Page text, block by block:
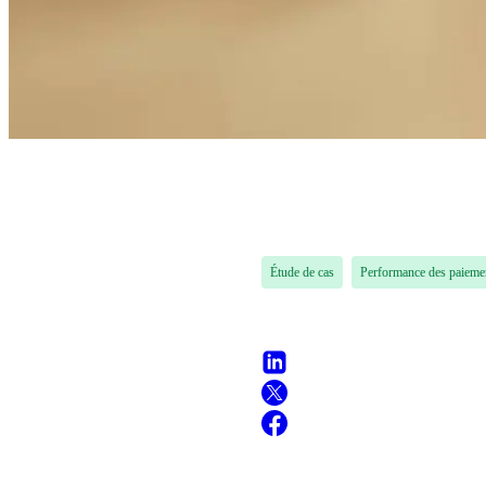
Étude de cas Performance des